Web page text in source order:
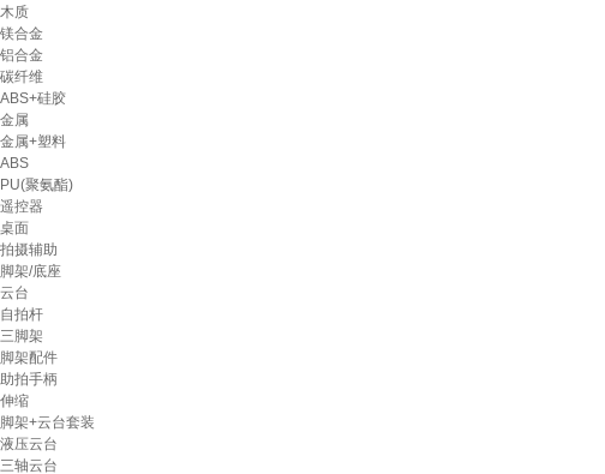
木质
镁合金
铝合金
碳纤维
ABS+硅胶
金属
金属+塑料
ABS
PU(聚氨酯)
遥控器
桌面
拍摄辅助
脚架/底座
云台
自拍杆
三脚架
脚架配件
助拍手柄
伸缩
脚架+云台套装
液压云台
三轴云台